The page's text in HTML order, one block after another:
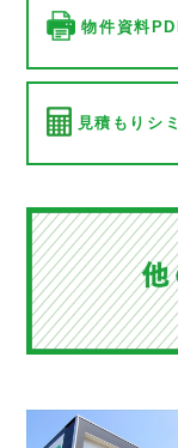
物件資料
見積もりシ